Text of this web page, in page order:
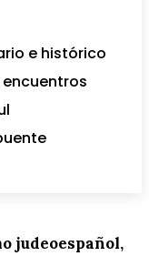
e histórico
judeoespañol,